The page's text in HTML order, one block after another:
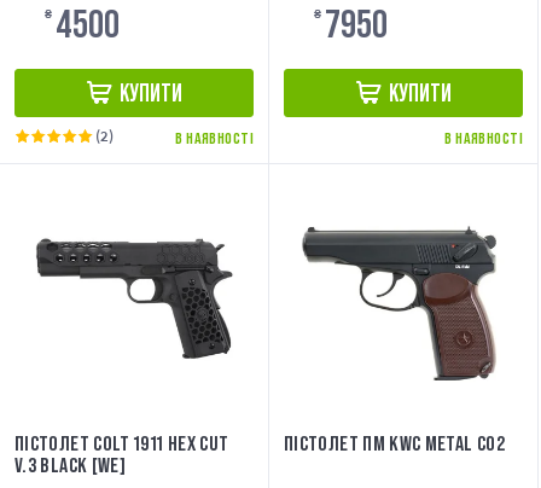
₴ 4500
КУПИТИ
В НАЯВНОСТІ
(2)
₴ 7950
КУПИТИ
В НАЯВНОСТІ
ПІСТОЛЕТ COLT 1911 HEX CUT
V.3 BLACK [WE]
ПІСТОЛЕТ ПМ KWC METAL CO2